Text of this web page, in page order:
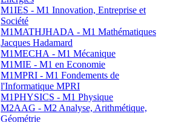
M1IES - M1 Innovation, Entreprise et
Société
M1MATHJHADA - M1 Mathématiques
Jacques Hadamard
M1MECHA - M1 Mécanique
M1MIE - M1 en Economie
M1MPRI - M1 Fondements de
l'Informatique MPRI
M1PHYSICS - M1 Physique
M2AAG - M2 Analyse, Arithmétique,
Géométrie